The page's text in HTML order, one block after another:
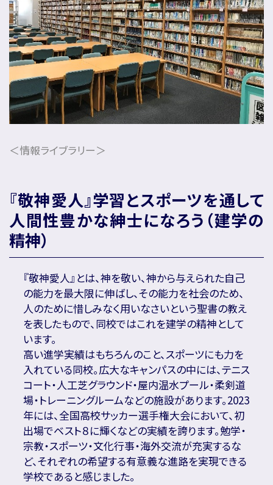
＜情報ライブラリー＞
『敬神愛人』学習とスポーツを通して
人間性豊かな紳士になろう（建学の
精神）
『敬神愛人』とは、神を敬い、神から与えられた自己
の能力を最大限に伸ばし、その能力を社会のため、
人のために惜しみなく用いなさいという聖書の教え
を表したもので、同校ではこれを建学の精神として
います。
高い進学実績はもちろんのこと、スポーツにも力を
入れている同校。広大なキャンパスの中には、テニス
コート・人工芝グラウンド・屋内温水プール・柔剣道
場・トレーニングルームなどの施設があります。2023
年には、全国高校サッカー選手権大会において、初
出場でベスト８に輝くなどの実績を誇ります。勉学・
宗教・スポーツ・文化行事・海外交流が充実するな
ど、それぞれの希望する有意義な進路を実現できる
学校であると感じました。